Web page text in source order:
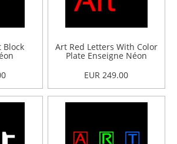
Block Art Red Letters With Color
Plate Enseigne Néon
EUR 249.00